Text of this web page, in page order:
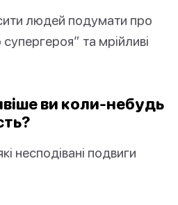
людей подумати про
та мрійливі
ви коли-небудь
несподівані подвиги